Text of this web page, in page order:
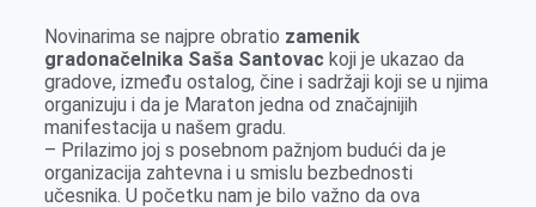
Novinarima se najpre obratio zamenik
gradonačelnika Saša Santovac koji je ukazao da
gradove, između ostalog, čine i sadržaji koji se u njima
organizuju i da je Maraton jedna od značajnijih
manifestacija u našem gradu.
– Prilazimo joj s posebnom pažnjom budući da je
organizacija zahtevna i u smislu bezbednosti
učesnika. U početku nam je bilo važno da ova